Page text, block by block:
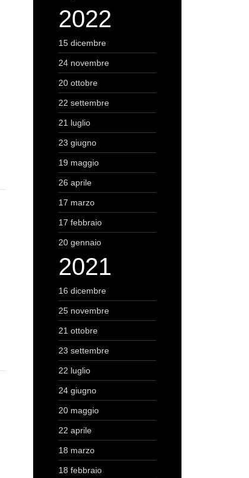
2022
15 dicembre
24 novembre
20 ottobre
22 settembre
21 luglio
23 giugno
19 maggio
26 aprile
17 marzo
17 febbraio
20 gennaio
2021
16 dicembre
25 novembre
21 ottobre
23 settembre
22 luglio
24 giugno
20 maggio
22 aprile
18 marzo
18 febbraio